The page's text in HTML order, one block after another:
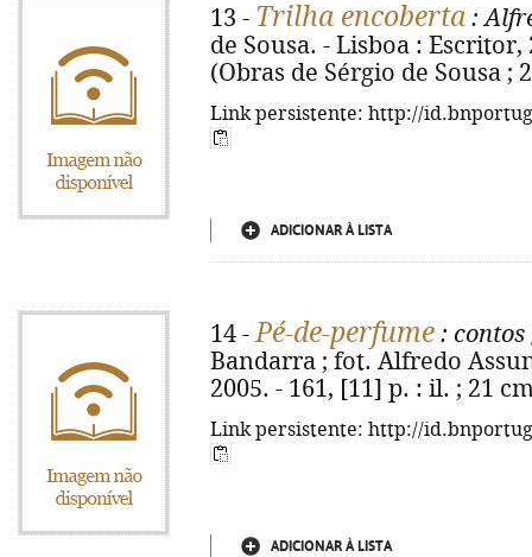
13 - Trilha encoberta :
de Sousa. - Lisboa : Escritor,
(Obras de Sérgio de Sousa ;
Link persistente: http://
ADICIONAR À LISTA
14 -Pé-de-perfume : contos
Bandarra ; fot. Alfredo
2005. - 161, [11] p. : il. ; 21
Link persistente: http://
ADICIONAR À LISTA